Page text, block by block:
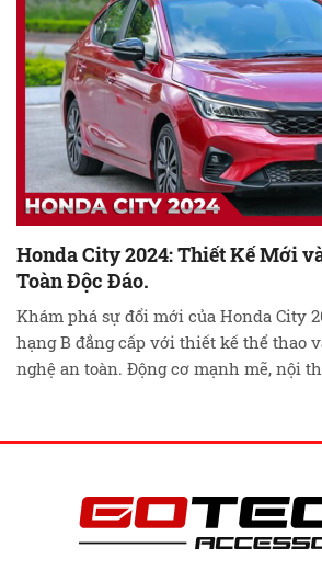
Honda City 2024: Thiết Kế Mới
Toàn Độc Đáo.
Khám phá sự đổi mới của Honda City
hạng B đẳng cấp với thiết kế thể thao
nghệ an toàn. Động cơ mạnh mẽ, nội